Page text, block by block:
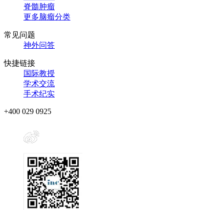
脊髓肿瘤
更多脑瘤分类
常见问题
神外问答
快捷链接
国际教授
学术交流
手术纪实
+400 029 0925